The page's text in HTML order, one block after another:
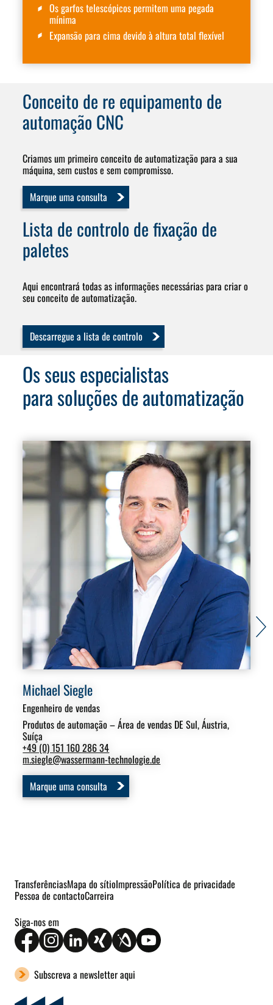
Os garfos telescópicos permitem uma pegada
mínima
Expansão para cima devido à altura total flexível
Conceito de re equipamento de
automação CNC
Criamos um primeiro conceito de automatização para a sua
máquina, sem custos e sem compromisso.
Marque uma consulta
Lista de controlo de fixação de
paletes
Aqui encontrará todas as informações necessárias para criar o
seu conceito de automatização.
Descarregue a lista de controlo
Os seus especialistas
para soluções de automatização
Michael Siegle
Engenheiro de vendas
Produtos de automação – Área de vendas DE Sul, Áustria,
Suíça
+49 (0) 151 160 286 34
m.siegle@wassermann-technologie.de
Marque uma consulta
TransferênciasMapa do sítioImpressãoPolítica de privacidade
Pessoa de contactoCarreira
Siga-nos em
Subscreva a newsletter aqui